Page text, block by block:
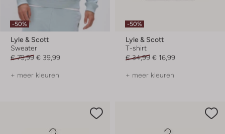
-50%
Lyle & Scott
Sweater
€ 79,99 € 39,99
+ meer kleuren
-50%
Lyle & Scott
T-shirt
€ 34,99 € 16,99
+ meer kleuren